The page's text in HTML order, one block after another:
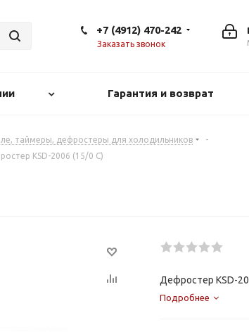
+7 (4912) 470-242
Заказать звонок
Гарантия и возврат
таймеры, дефростеры для холодильников
-
KSD-2006 (15/0 С)
Дефростер KSD-
Подробнее